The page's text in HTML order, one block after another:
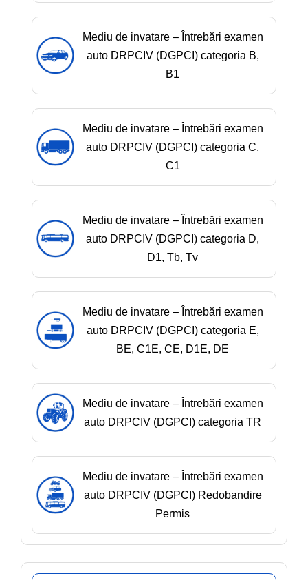
Mediu de invatare – Întrebări examen
auto DRPCIV (DGPCI) categoria B,
B1
Mediu de invatare – Întrebări examen
auto DRPCIV (DGPCI) categoria C,
C1
Mediu de invatare – Întrebări examen
auto DRPCIV (DGPCI) categoria D,
D1, Tb, Tv
Mediu de invatare – Întrebări examen
auto DRPCIV (DGPCI) categoria E,
BE, C1E, CE, D1E, DE
Mediu de invatare – Întrebări examen
auto DRPCIV (DGPCI) categoria TR
Mediu de invatare – Întrebări examen
auto DRPCIV (DGPCI) Redobandire
Permis